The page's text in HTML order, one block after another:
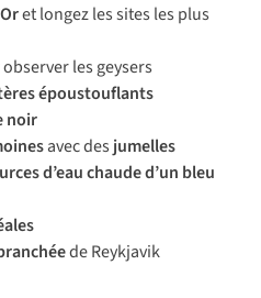
et longez les sites les plus
les geysers
époustouflants
noir
avec des jumelles
d’eau chaude d’un bleu
de Reykjavik